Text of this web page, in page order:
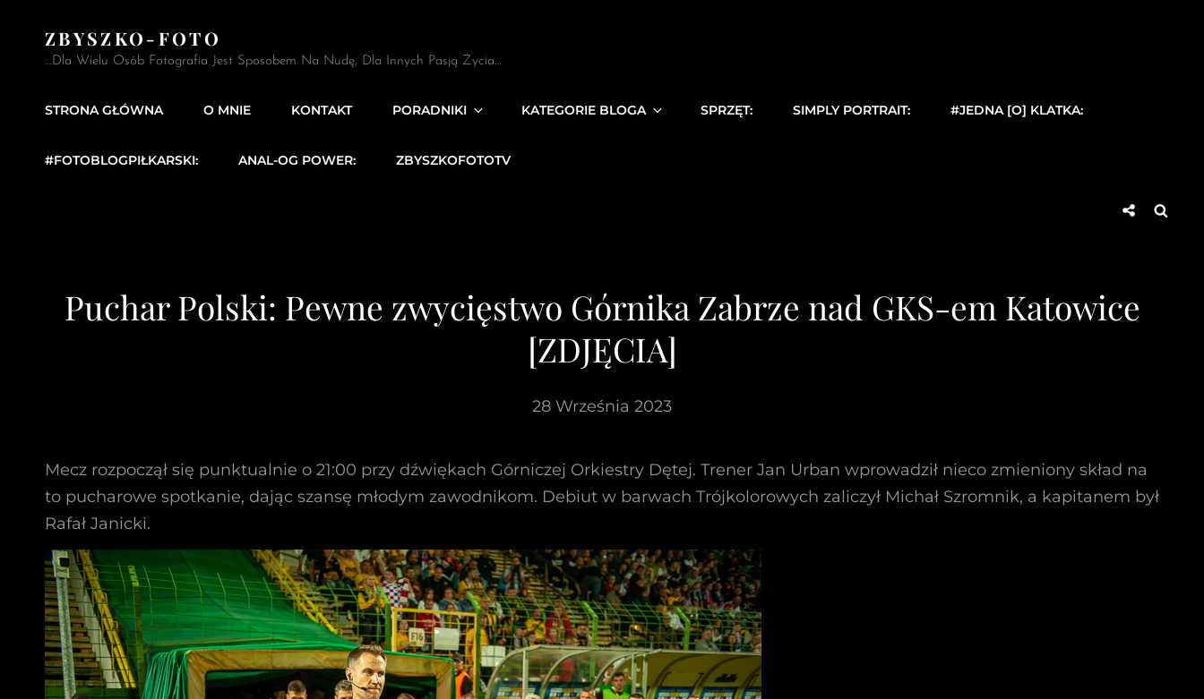
ZBYSZKO-FOTO
…Dla Wielu Osób Fotografia Jest Sposobem Na Nudę, Dla Innych Pasją Życia…
STRONA GŁÓWNA O MNIE KONTAKT PORADNIKI KATEGORIE BLOGA SPRZĘT: SIMPLY PORTRAIT: #JEDNA [O] KLATKA:
#FOTOBLOGPIŁKARSKI: ANAL-OG POWER: ZBYSZKOFOTOTV
Social
Puchar Polski: Pewne zwycięstwo Górnika Zabrze nad GKS-em Katowice
[ZDJĘCIA]
28 Września 2023
Mecz rozpoczął się punktualnie o 21:00 przy dźwiękach Górniczej Orkiestry Dętej. Trener Jan Urban wprowadził nieco zmieniony skład na
to pucharowe spotkanie, dając szansę młodym zawodnikom. Debiut w barwach Trójkolorowych zaliczył Michał Szromnik, a kapitanem był
Rafał Janicki.